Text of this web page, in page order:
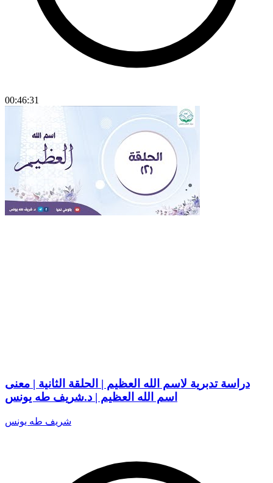
00:46:31
دراسة تدبرية لاسم الله العظيم | الحلقة الثانية | معنى
اسم الله العظيم | د.شريف طه يونس
شريف طه يونس